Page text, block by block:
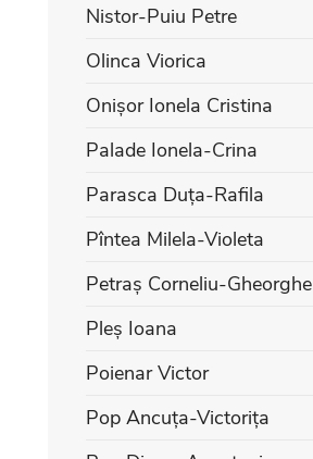
Nistor-Puiu Petre
Olinca Viorica
Onișor Ionela Cristina
Palade Ionela-Crina
Parasca Duța-Rafila
Pîntea Milela-Violeta
Petraș Corneliu-Gheorghe
Pleș Ioana
Poienar Victor
Pop Ancuța-Victorița